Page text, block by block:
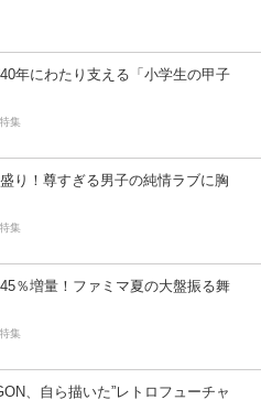
年にわたり支える「小学生の甲子
集
り！尊すぎる男子の純情ラブに胸
集
％増量！ファミマ夏の大盤振る舞
集
、自ら描いた”レトロフューチャ